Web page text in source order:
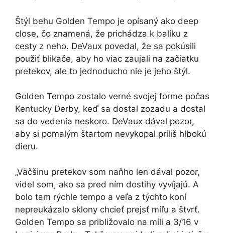
Štýl behu Golden Tempo je opísaný ako deep
close, čo znamená, že prichádza k balíku z
cesty z neho. DeVaux povedal, že sa pokúsili
použiť blikače, aby ho viac zaujali na začiatku
pretekov, ale to jednoducho nie je jeho štýl.
Golden Tempo zostalo verné svojej forme počas
Kentucky Derby, keď sa dostal zozadu a dostal
sa do vedenia neskoro. DeVaux dával pozor,
aby si pomalým štartom nevykopal príliš hlbokú
dieru.
„Väčšinu pretekov som naňho len dával pozor,
videl som, ako sa pred ním dostihy vyvíjajú. A
bolo tam rýchle tempo a veľa z týchto koní
nepreukázalo sklony chcieť prejsť míľu a štvrť.
Golden Tempo sa približovalo na míli a 3/16 v